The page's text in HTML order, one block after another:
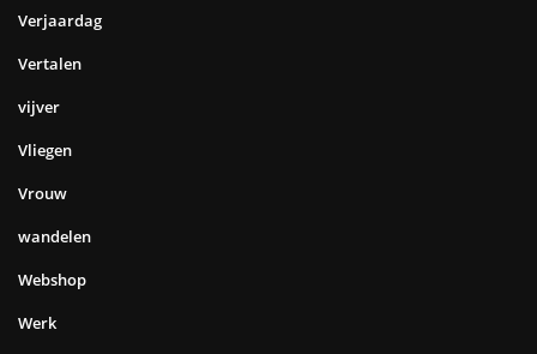
Verjaardag
Vertalen
vijver
Vliegen
Vrouw
wandelen
Webshop
Werk